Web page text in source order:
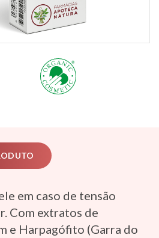
em caso de tensão
Com extratos de
e Harpagófito (Garra do